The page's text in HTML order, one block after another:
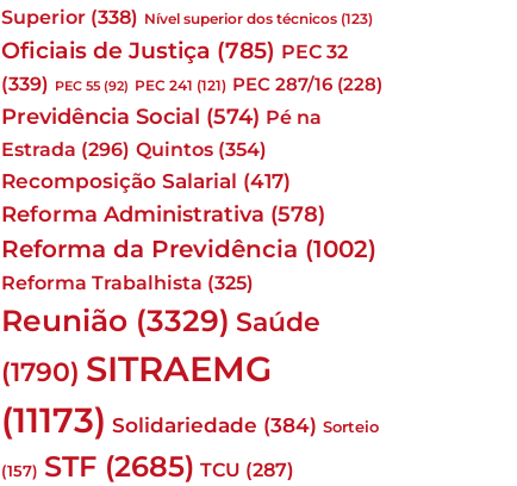
Superior (338) Nível superior dos técnicos (123)
Oficiais de Justiça (785) PEC 32
(339) PEC 55 (92) PEC 241 (121) PEC 287/16 (228)
Previdência Social (574) Pé na
Estrada (296) Quintos (354)
Recomposição Salarial (417)
Reforma Administrativa (578)
Reforma da Previdência (1002)
Reforma Trabalhista (325)
Reunião (3329) Saúde
(1790) SITRAEMG
(11173) Solidariedade (384) Sorteio
(157) STF (2685) TCU (287)